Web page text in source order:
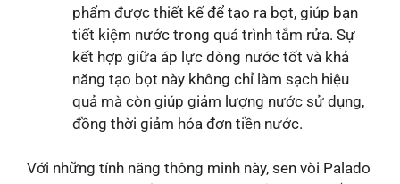
phẩm được thiết kế để tạo ra bọt, giúp bạn
tiết kiệm nước trong quá trình tắm rửa. Sự
kết hợp giữa áp lực dòng nước tốt và khả
năng tạo bọt này không chỉ làm sạch hiệu
quả mà còn giúp giảm lượng nước sử dụng,
đồng thời giảm hóa đơn tiền nước.
Với những tính năng thông minh này, sen vòi Palado